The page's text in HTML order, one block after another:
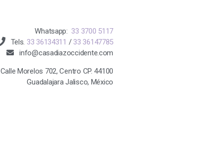
Whatsapp: 33 3700 5117
Tels. 33 36134311 / 33 36147785
info@casadiazoccidente.com
Calle Morelos 702, Centro CP. 44100
Guadalajara Jalisco, México